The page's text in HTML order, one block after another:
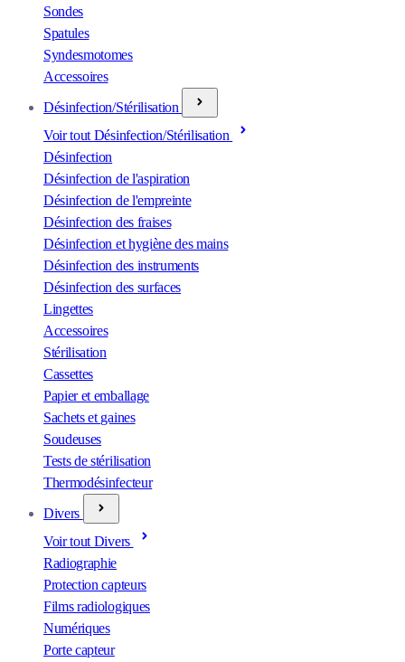
Sondes
Spatules
Syndesmotomes
Accessoires
Désinfection/Stérilisation
Voir tout Désinfection/Stérilisation
Désinfection
Désinfection de l'aspiration
Désinfection de l'empreinte
Désinfection des fraises
Désinfection et hygiène des mains
Désinfection des instruments
Désinfection des surfaces
Lingettes
Accessoires
Stérilisation
Cassettes
Papier et emballage
Sachets et gaines
Soudeuses
Tests de stérilisation
Thermodésinfecteur
Divers
Voir tout Divers
Radiographie
Protection capteurs
Films radiologiques
Numériques
Porte capteur